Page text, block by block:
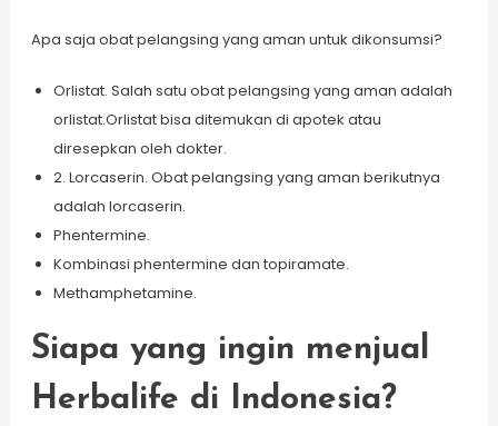
Apa saja obat pelangsing yang aman untuk dikonsumsi?
Orlistat. Salah satu obat pelangsing yang aman adalah
orlistat.Orlistat bisa ditemukan di apotek atau
diresepkan oleh dokter.
2. Lorcaserin. Obat pelangsing yang aman berikutnya
adalah lorcaserin.
Phentermine.
Kombinasi phentermine dan topiramate.
Methamphetamine.
Siapa yang ingin menjual
Herbalife di Indonesia?